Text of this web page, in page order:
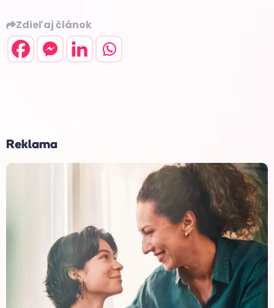
Zdieľaj článok
Reklama